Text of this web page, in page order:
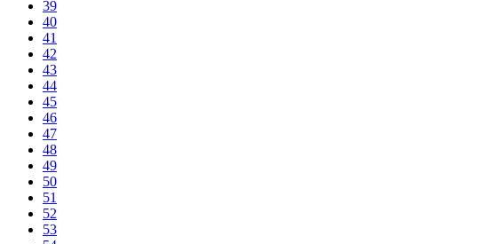
39
40
41
42
43
44
45
46
47
48
49
50
51
52
53